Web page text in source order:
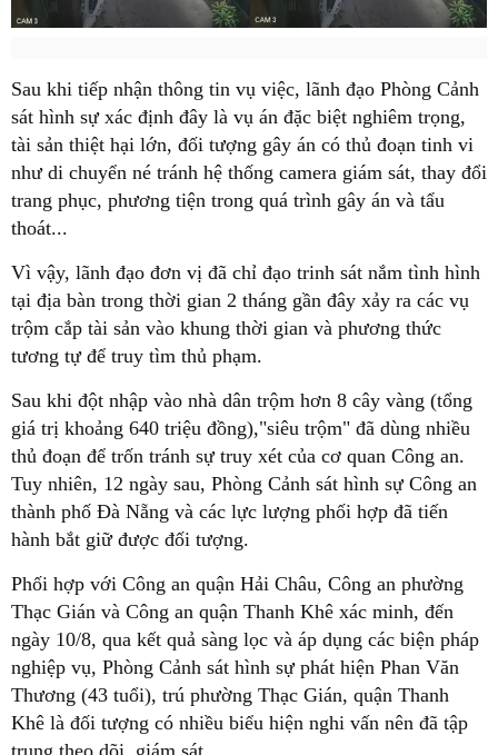
Sau khi tiếp nhận thông tin vụ việc, lãnh đạo Phòng Cảnh
sát hình sự xác định đây là vụ án đặc biệt nghiêm trọng,
tài sản thiệt hại lớn, đối tượng gây án có thủ đoạn tinh vi
như di chuyển né tránh hệ thống camera giám sát, thay đổi
trang phục, phương tiện trong quá trình gây án và tẩu
thoát...
Vì vậy, lãnh đạo đơn vị đã chỉ đạo trinh sát nắm tình hình
tại địa bàn trong thời gian 2 tháng gần đây xảy ra các vụ
trộm cắp tài sản vào khung thời gian và phương thức
tương tự để truy tìm thủ phạm.
Sau khi đột nhập vào nhà dân trộm hơn 8 cây vàng (tổng
giá trị khoảng 640 triệu đồng),"siêu trộm" đã dùng nhiều
thủ đoạn để trốn tránh sự truy xét của cơ quan Công an.
Tuy nhiên, 12 ngày sau, Phòng Cảnh sát hình sự Công an
thành phố Đà Nẵng và các lực lượng phối hợp đã tiến
hành bắt giữ được đối tượng.
Phối hợp với Công an quận Hải Châu, Công an phường
Thạc Gián và Công an quận Thanh Khê xác minh, đến
ngày 10/8, qua kết quả sàng lọc và áp dụng các biện pháp
nghiệp vụ, Phòng Cảnh sát hình sự phát hiện Phan Văn
Thương (43 tuổi), trú phường Thạc Gián, quận Thanh
Khê là đối tượng có nhiều biểu hiện nghi vấn nên đã tập
trung theo dõi, giám sát.